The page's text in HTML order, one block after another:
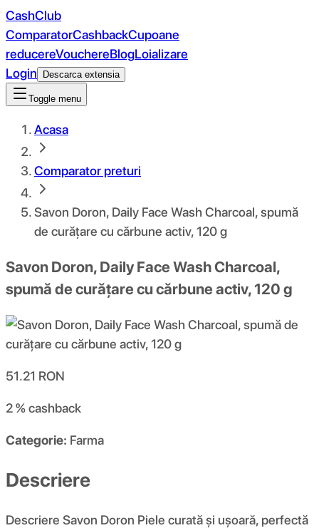
CashClub
ComparatorCashbackCupoane
reducereVouchereBlogLoializare
Login
Descarca extensia
Toggle menu
Acasa
Comparator preturi
Savon Doron, Daily Face Wash Charcoal, spumă
de curățare cu cărbune activ, 120 g
Savon Doron, Daily Face Wash Charcoal,
spumă de curățare cu cărbune activ, 120 g
51.21 RON
2 %cashback
Categorie: Farma
Descriere
Descriere Savon Doron Piele curată și ușoară, perfectă